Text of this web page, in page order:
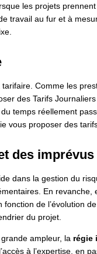
les projets
travail au fur et à
Comme les
des Tarifs
temps réellement
vous proposer des
des imprévus
dans la gestion du
En revanche,
de l’évolution
du projet.
ampleur, la régie
à l’expertise, en